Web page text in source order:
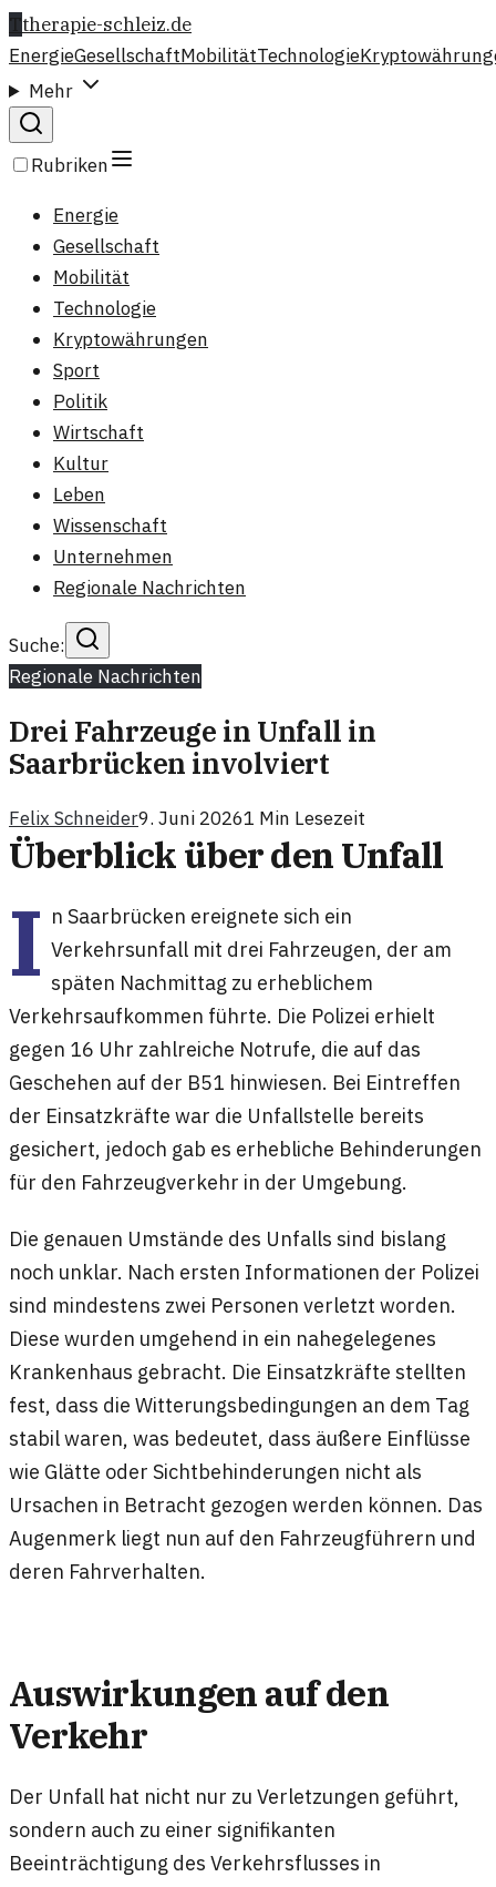
Ttherapie-schleiz.de
EnergieGesellschaftMobilitätTechnologie
Mehr
Rubriken
Energie
Gesellschaft
Mobilität
Technologie
Kryptowährungen
Sport
Politik
Wirtschaft
Kultur
Leben
Wissenschaft
Unternehmen
Regionale Nachrichten
Suche:
Regionale Nachrichten
Drei Fahrzeuge in Unfall in
Saarbrücken involviert
Felix Schneider9. Juni 20261 Min Lesezeit
Überblick über den Unfall
I n Saarbrücken ereignete sich ein
Verkehrsunfall mit drei Fahrzeugen, der am
späten Nachmittag zu erheblichem
Verkehrsaufkommen führte. Die Polizei erhielt
gegen 16 Uhr zahlreiche Notrufe, die auf das
Geschehen auf der B51 hinwiesen. Bei Eintreffen
der Einsatzkräfte war die Unfallstelle bereits
gesichert, jedoch gab es erhebliche Behinderungen
für den Fahrzeugverkehr in der Umgebung.
Die genauen Umstände des Unfalls sind bislang
noch unklar. Nach ersten Informationen der Polizei
sind mindestens zwei Personen verletzt worden.
Diese wurden umgehend in ein nahegelegenes
Krankenhaus gebracht. Die Einsatzkräfte stellten
fest, dass die Witterungsbedingungen an dem Tag
stabil waren, was bedeutet, dass äußere Einflüsse
wie Glätte oder Sichtbehinderungen nicht als
Ursachen in Betracht gezogen werden können. Das
Augenmerk liegt nun auf den Fahrzeugführern und
deren Fahrverhalten.
Auswirkungen auf den
Verkehr
Der Unfall hat nicht nur zu Verletzungen geführt,
sondern auch zu einer signifikanten
Beeinträchtigung des Verkehrsflusses in